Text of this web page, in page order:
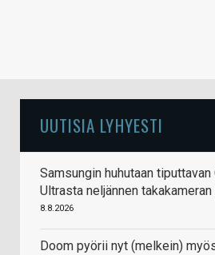
UUTISIA LYHYESTI
Samsungin huhutaan tiputtavan
Ultrasta neljännen
8.8.2026
Doom pyörii nyt (melkein)